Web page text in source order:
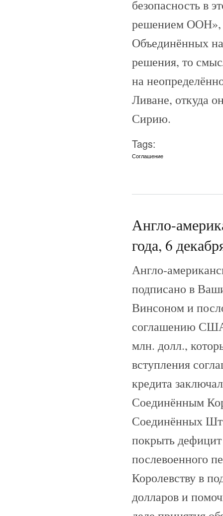
безопасность в
решением ООН»,
Объединённых
решения, то
на
Ливане, откуда
Сирию.
Tags:
Соглашение
Англо-
года, 6
Англо-
подписано в
Винсоном и
соглашению США
млн. долл.,
вступления
кредита
Соединённым
Соединённых
покрыть
послевоенного
Королевству в
долларов и